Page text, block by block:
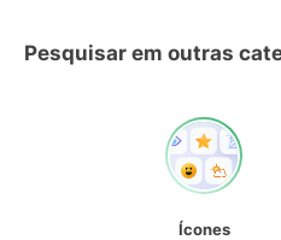
Pesquisar em outras
Ícones